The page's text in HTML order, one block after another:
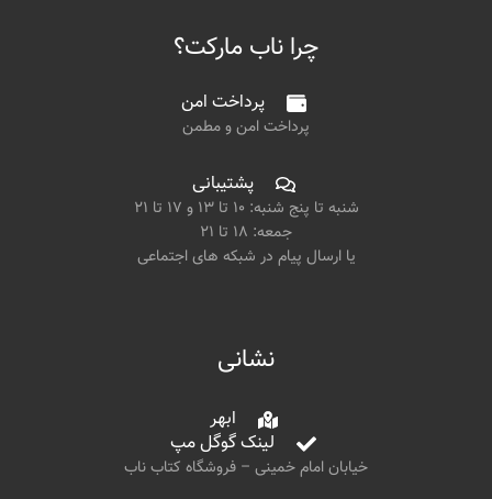
چرا ناب مارکت؟
پرداخت امن
پرداخت امن و مطمن
پشتیبانی
شنبه تا پنج شنبه: ۱۰ تا ۱۳ و ۱۷ تا ۲۱
جمعه: ۱۸ تا ۲۱
یا ارسال پیام در شبکه های اجتماعی
نشانی
ابهر
لینک گوگل مپ
خیابان امام خمینی – فروشگاه کتاب ناب